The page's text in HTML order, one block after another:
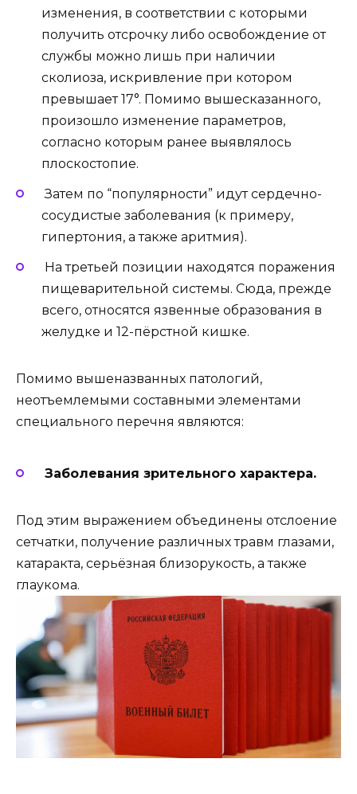
изменения, в соответствии с которыми
получить отсрочку либо освобождение от
службы можно лишь при наличии
сколиоза, искривление при котором
превышает 17°. Помимо вышесказанного,
произошло изменение параметров,
согласно которым ранее выявлялось
плоскостопие.
Затем по “популярности” идут сердечно-
сосудистые заболевания (к примеру,
гипертония, а также аритмия).
На третьей позиции находятся поражения
пищеварительной системы. Сюда, прежде
всего, относятся язвенные образования в
желудке и 12-пёрстной кишке.
Помимо вышеназванных патологий,
неотъемлемыми составными элементами
специального перечня являются:
Заболевания зрительного характера.
Под этим выражением объединены отслоение
сетчатки, получение различных травм глазами,
катаракта, серьёзная близорукость, а также
глаукома.